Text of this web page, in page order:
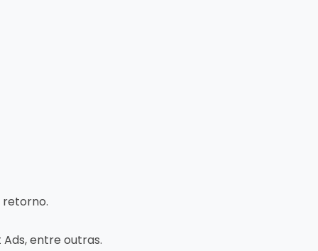
Ads, entre outras.